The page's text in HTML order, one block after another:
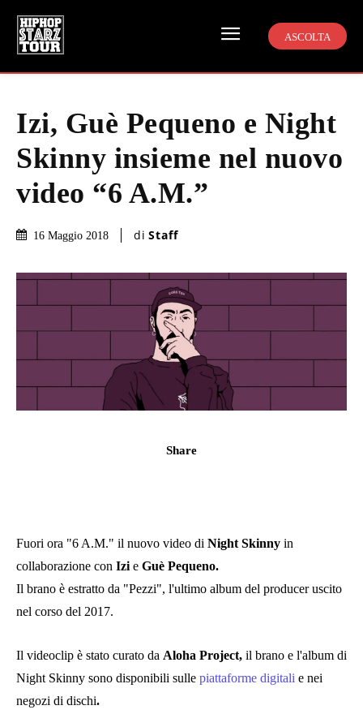
ASCOLTA
Izi, Guè Pequeno e Night
Skinny insieme nel nuovo
video “6 A.M.”
16 Maggio 2018 di Staff
Share
Fuori ora "6 A.M." il nuovo video di Night Skinny in
collaborazione con Izie Guè Pequeno.
Il brano è estratto da "Pezzi", l'ultimo album del producer uscito
nel corso del 2017.
Il videoclip è stato curato da Aloha Project, il brano e l'album di
Night Skinny sono disponibili sulle piattaforme digitali e nei
negozi di dischi.